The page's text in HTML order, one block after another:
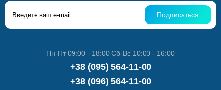
Подписаться
Пн-Пт 09:00 - 18:00 Сб-Вс 10:00 - 16:00
+38 (095) 564-11-00
+38 (096) 564-11-00